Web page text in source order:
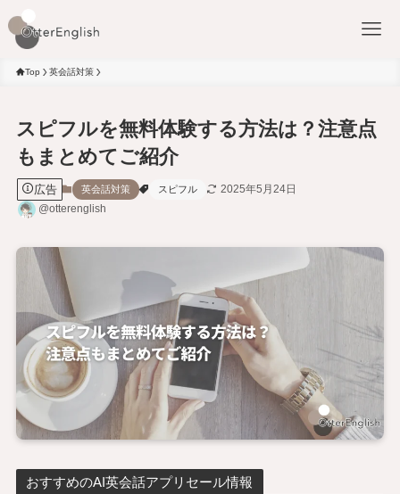
Top 英会話対策
スピフルを無料体験する方法は？注意点
もまとめてご紹介
広告 英会話対策 スピフル
2025年5月24日
@otterenglish
おすすめのAI英会話アプリセール情報